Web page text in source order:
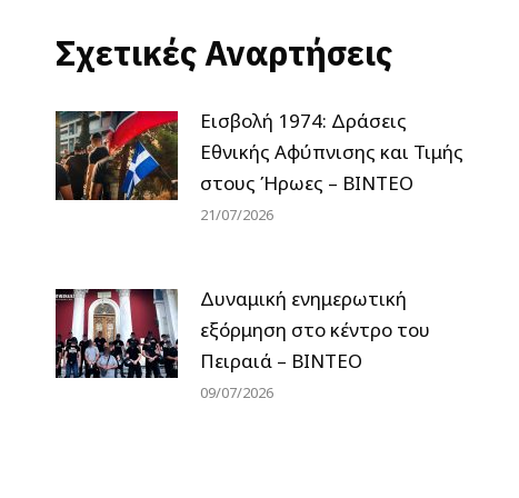
Σχετικές Αναρτήσεις
Εισβολή 1974: Δράσεις
Εθνικής Αφύπνισης και Τιμής
στους Ήρωες – ΒΙΝΤΕΟ
21/07/2026
Δυναμική ενημερωτική
εξόρμηση στο κέντρο του
Πειραιά – ΒΙΝΤΕΟ
09/07/2026